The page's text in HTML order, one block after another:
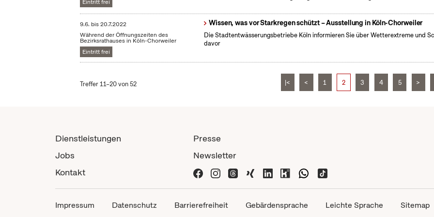
Eintritt frei
9.6. bis20.7.2022
Während der Öffnungszeiten des
Bezirksrathauses in Köln-Chorweiler
Eintritt frei
Wissen, was vor Starkregen schützt – Ausstellung in Köln-Chorweiler
Die Stadtentwässerungsbetriebe Köln informieren Sie über Wetterextreme und
davor
Treffer 11–20 von 52 |< < 1 2 3 4 5 >
Dienstleistungen
Jobs
Kontakt
Presse
Newsletter
Impressum Datenschutz Barrierefreiheit Gebärdensprache Leichte Sprache Sitemap